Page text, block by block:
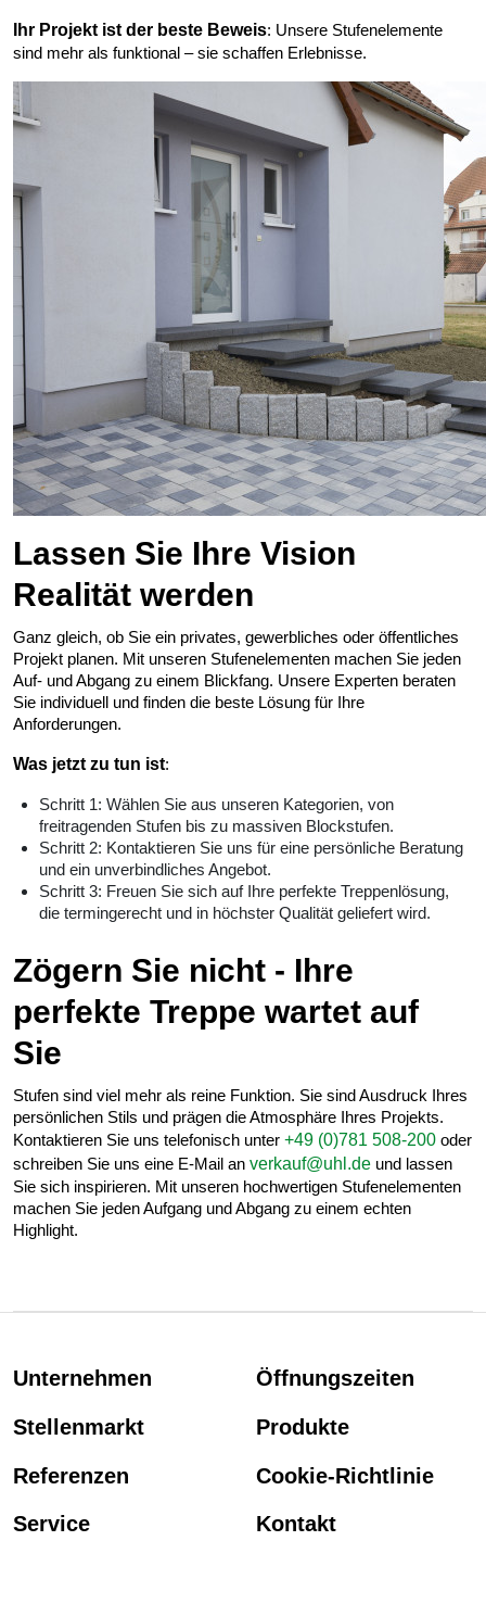
Ihr Projekt ist der beste Beweis: Unsere Stufenelemente
sind mehr als funktional – sie schaffen Erlebnisse.
Lassen Sie Ihre Vision
Realität werden
Ganz gleich, ob Sie ein privates, gewerbliches oder öffentliches
Projekt planen. Mit unseren Stufenelementen machen Sie jeden
Auf- und Abgang zu einem Blickfang. Unsere Experten beraten
Sie individuell und finden die beste Lösung für Ihre
Anforderungen.
Was jetzt zu tun ist:
Schritt 1: Wählen Sie aus unseren Kategorien, von
freitragenden Stufen bis zu massiven Blockstufen.
Schritt 2: Kontaktieren Sie uns für eine persönliche Beratung
und ein unverbindliches Angebot.
Schritt 3: Freuen Sie sich auf Ihre perfekte Treppenlösung,
die termingerecht und in höchster Qualität geliefert wird.
Zögern Sie nicht - Ihre
perfekte Treppe wartet auf
Sie
Stufen sind viel mehr als reine Funktion. Sie sind Ausdruck Ihres
persönlichen Stils und prägen die Atmosphäre Ihres Projekts.
Kontaktieren Sie uns telefonisch unter +49 (0)781 508-200 oder
schreiben Sie uns eine E-Mail an verkauf@uhl.de und lassen
Sie sich inspirieren. Mit unseren hochwertigen Stufenelementen
machen Sie jeden Aufgang und Abgang zu einem echten
Highlight.
Unternehmen Öffnungszeiten
Stellenmarkt Produkte
Referenzen Cookie-Richtlinie
Service Kontakt